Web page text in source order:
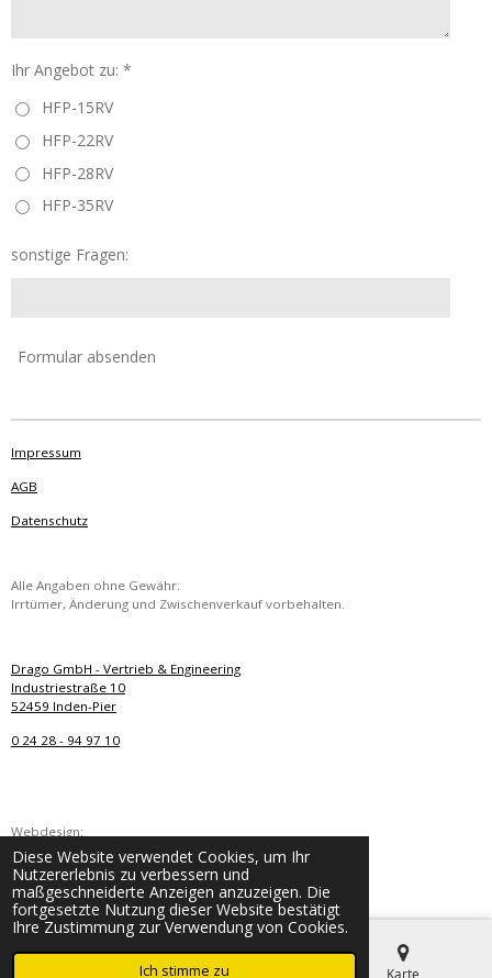
Diese Website verwendet Cookies, um Ihr
Nutzererlebnis zu verbessern und
maßgeschneiderte Anzeigen anzuzeigen. Die
fortgesetzte Nutzung dieser Website bestätigt
Ihre Zustimmung zur Verwendung von Cookies.
Ich stimme zu
Ihr Angebot zu: *
HFP-15RV
HFP-22RV
HFP-28RV
HFP-35RV
sonstige Fragen:
Formular absenden
Impressum
AGB
Datenschutz
Alle Angaben ohne Gewähr.
Irrtümer, Änderung und Zwischenverkauf vorbehalten.
Drago GmbH - Vertrieb & Engineering
Industriestraße 10
52459 Inden-Pier
0 24 28 - 94 97 10
Webdesign:
I. Spies
© 2022 hydraulikhammer24.de
Telefon Karte